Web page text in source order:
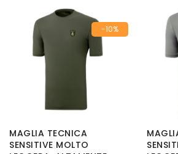
-10%
MAGLIA TECNICA
SENSITIVE MOLTO